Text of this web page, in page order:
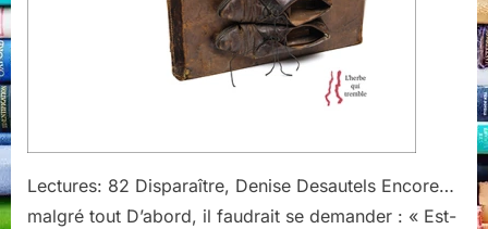
Lectures: 82 Disparaître, Denise Desautels Encore…
malgré tout D’abord, il faudrait se demander : « Est-